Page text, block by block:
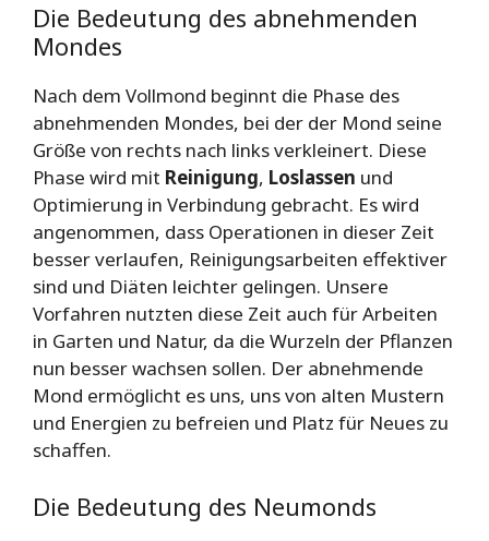
Die Bedeutung des abnehmenden
Mondes
Nach dem Vollmond beginnt die Phase des
abnehmenden Mondes, bei der der Mond seine
Größe von rechts nach links verkleinert. Diese
Phase wird mit Reinigung, Loslassen und
Optimierung in Verbindung gebracht. Es wird
angenommen, dass Operationen in dieser Zeit
besser verlaufen, Reinigungsarbeiten effektiver
sind und Diäten leichter gelingen. Unsere
Vorfahren nutzten diese Zeit auch für Arbeiten
in Garten und Natur, da die Wurzeln der Pflanzen
nun besser wachsen sollen. Der abnehmende
Mond ermöglicht es uns, uns von alten Mustern
und Energien zu befreien und Platz für Neues zu
schaffen.
Die Bedeutung des Neumonds